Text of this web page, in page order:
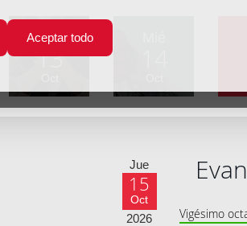
Aceptar todo
Mar
13
Jue
15
Oct
2026 Vigésimo